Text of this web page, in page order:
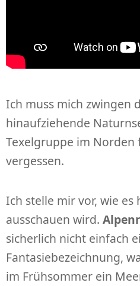
Ich muss mich zwingen
hinaufziehende
Texelgruppe im
vergessen.
Ich stelle mir vor, wie
ausschauen wird.
sicherlich nicht einfach
Fantasiebezeichnung,
im Frühsommer ein